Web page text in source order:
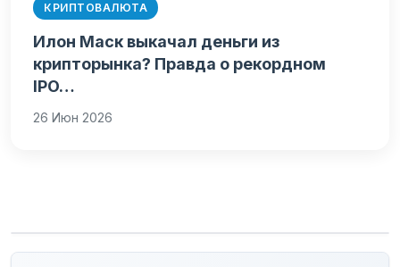
КРИПТОВАЛЮТА
Илон Маск выкачал деньги из
крипторынка? Правда о рекордном
IPO…
26 Июн 2026